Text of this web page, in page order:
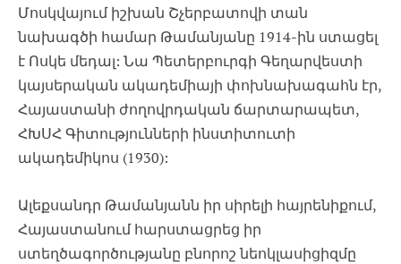
Մոսկվայում իշխան Շչերբատովի տան
նախագծի համար Թամանյանը 1914-ին ստացել
է Ոսկե մեդալ: Նա Պետերբուրգի Գեղարվեստի
կայսերական ակադեմիայի փոխնախագահն էր,
Հայաստանի ժողովրդական ճարտարապետ,
ՀԽՍՀ Գիտությունների ինստիտուտի
ակադեմիկոս (1930):
Ալեքսանդր Թամանյանն իր սիրելի հայրենիքում,
Հայաստանում հարստացրեց իր
ստեղծագործությանը բնորոշ նեոկլասիցիզմը